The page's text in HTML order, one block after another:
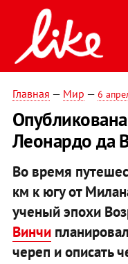
Главная — Мир — 6
Леонардо да
Во время
км к югу от
ученый эпохи
Винчи
череп и описать